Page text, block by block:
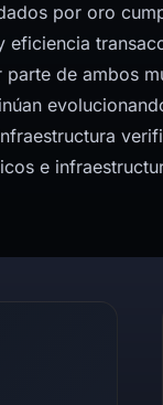
por oro
eficiencia
de ambos
e